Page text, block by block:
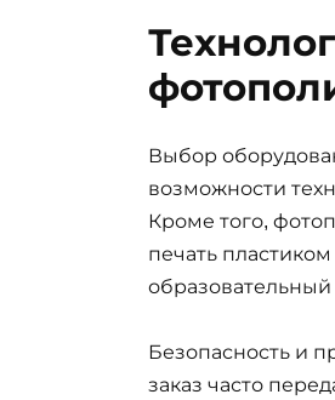
Выбор
возможности
Кроме того,
печать
образовательный
Безопасность и
заказ часто